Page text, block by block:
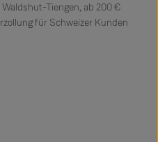
Tiengen, ab 200 €
für Schweizer Kunden